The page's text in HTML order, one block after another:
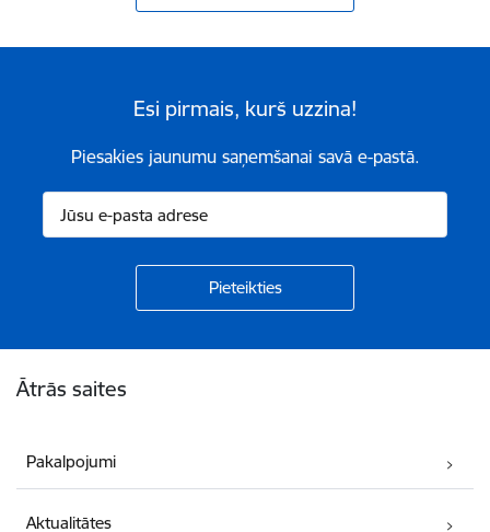
Esi pirmais, kurš uzzina!
Piesakies jaunumu saņemšanai savā e-pastā.
Ātrās saites
Pakalpojumi
Aktualitātes